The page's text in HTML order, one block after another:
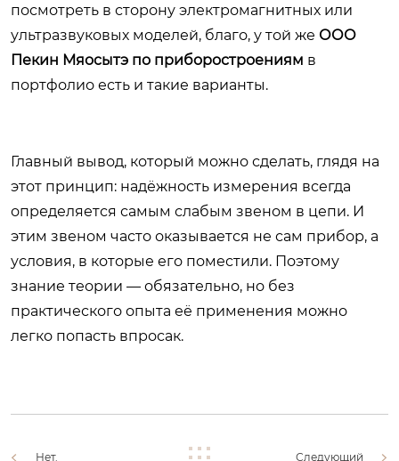
посмотреть в сторону электромагнитных или
ультразвуковых моделей, благо, у той же ООО
Пекин Мяосытэ по приборостроениям в
портфолио есть и такие варианты.
Главный вывод, который можно сделать, глядя на
этот принцип: надёжность измерения всегда
определяется самым слабым звеном в цепи. И
этим звеном часто оказывается не сам прибор, а
условия, в которые его поместили. Поэтому
знание теории — обязательно, но без
практического опыта её применения можно
легко попасть впросак.
Нет. Следующий